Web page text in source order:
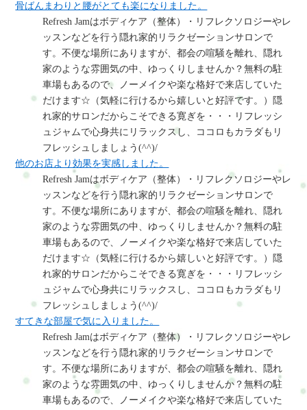
骨ばんまわりと腰がとても楽になりました。
Refresh Jamはボディケア（整体）・リフレクソロジーやレ
ッスンなどを行う隠れ家的リラクゼーションサロンで
す。不便な場所にありますが、都会の喧騒を離れ、隠れ
家のような雰囲気の中、ゆっくりしませんか？無料の駐
車場もあるので、ノーメイクや楽な格好で来店していた
だけます☆（気軽に行けるから嬉しいと好評です。）隠
れ家的サロンだからこそできる寛ぎを・・・リフレッシ
ュジャムで心身共にリラックスし、ココロもカラダもリ
フレッシュしましょう(^^)/
他のお店より効果を実感しました。
Refresh Jamはボディケア（整体）・リフレクソロジーやレ
ッスンなどを行う隠れ家的リラクゼーションサロンで
す。不便な場所にありますが、都会の喧騒を離れ、隠れ
家のような雰囲気の中、ゆっくりしませんか？無料の駐
車場もあるので、ノーメイクや楽な格好で来店していた
だけます☆（気軽に行けるから嬉しいと好評です。）隠
れ家的サロンだからこそできる寛ぎを・・・リフレッシ
ュジャムで心身共にリラックスし、ココロもカラダもリ
フレッシュしましょう(^^)/
すてきな部屋で気に入りました。
Refresh Jamはボディケア（整体）・リフレクソロジーやレ
ッスンなどを行う隠れ家的リラクゼーションサロンで
す。不便な場所にありますが、都会の喧騒を離れ、隠れ
家のような雰囲気の中、ゆっくりしませんか？無料の駐
車場もあるので、ノーメイクや楽な格好で来店していた